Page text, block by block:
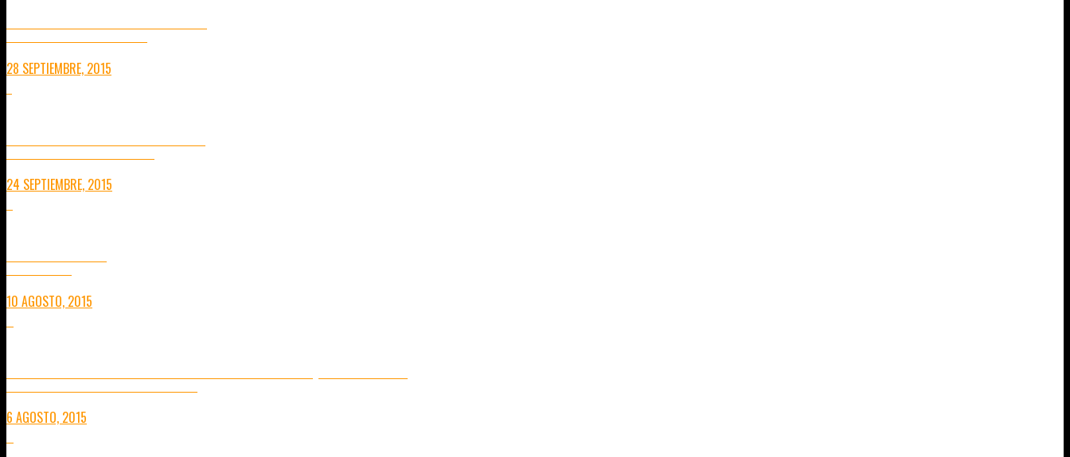
28 SEPTIEMBRE, 2015
24 SEPTIEMBRE, 2015
10 AGOSTO, 2015
6 AGOSTO, 2015